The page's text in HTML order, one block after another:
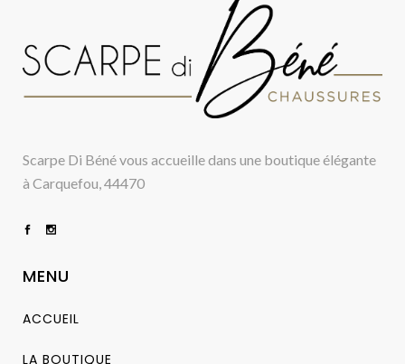
Scarpe Di Béné vous accueille dans une boutique élégante
à Carquefou, 44470
MENU
ACCUEIL
LA BOUTIQUE